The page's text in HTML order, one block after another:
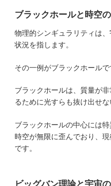
ブラックホールと時空
物理的シンギュラリティは
状況を指します。
その一例がブラックホールで
ブラックホールは、質量が
るために光すらも抜け出せな
ブラックホールの中心には
時空が無限に歪んでおり、
です。